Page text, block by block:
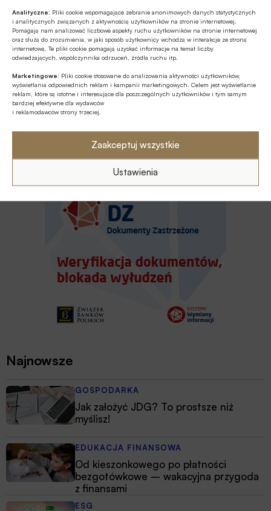
Analityczne: Pliki cookie wspomagające zebranie anonimowych danych statystycznych
i analitycznych związanych z aktywnością użytkowników na stronie internetowej.
Pomagają nam analizować liczbowe aspekty ruchu użytkowników na stronie internetowej
oraz służą do zrozumienia, w jaki sposób użytkownicy wchodzą w interakcje ze stroną
internetową. Te pliki cookie pomagają uzyskać informacje na temat liczby
odwiedzających, współczynnika odrzuceń, źródła ruchu itp.
Marketingowe: Pliki cookie stosowane do analizowania aktywności użytkowników,
wyświetlania odpowiednich reklam i kampanii marketingowych. Celem jest wyświetlanie
reklam, które są istotne i interesujące dla poszczególnych użytkowników i tym samym
bardziej efektywne dla wydawców
i reklamodawców strony trzeciej.
Zaakceptuj wszystkie
Ustawienia
Z RYNKU FINANSOWEGO
Węgry rozważają korzyści z przyjęcia
euro
Z RYNKU FINANSOWEGO
Revolut uzyskał francuską licencją
bankową
GOSPODARKA
Pierwsza wiceprezes BGK o naborach w
części pożyczkowej Funduszu
Bezpieczeństwa i Obronności
Najnowsze
GOSPODARKA
Jak założyć JDG? To prostsze niż
myślisz!
EDUKACJA FINANSOWA
Od kieszonkowego po płatności
bezgotówkowe – wakacyjna przygoda
z finansami
ESG